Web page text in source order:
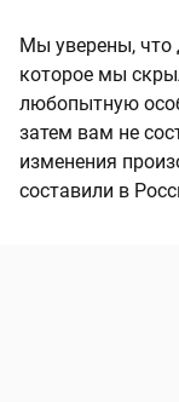
Мы уверены, что
которое мы
любопытную
затем вам не
изменения
составили в